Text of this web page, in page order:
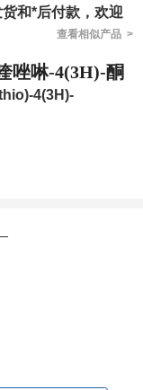
和*后付款，欢迎
查看相似产品 >
唑啉-4(3H)-酮
4(3H)-
进行分装